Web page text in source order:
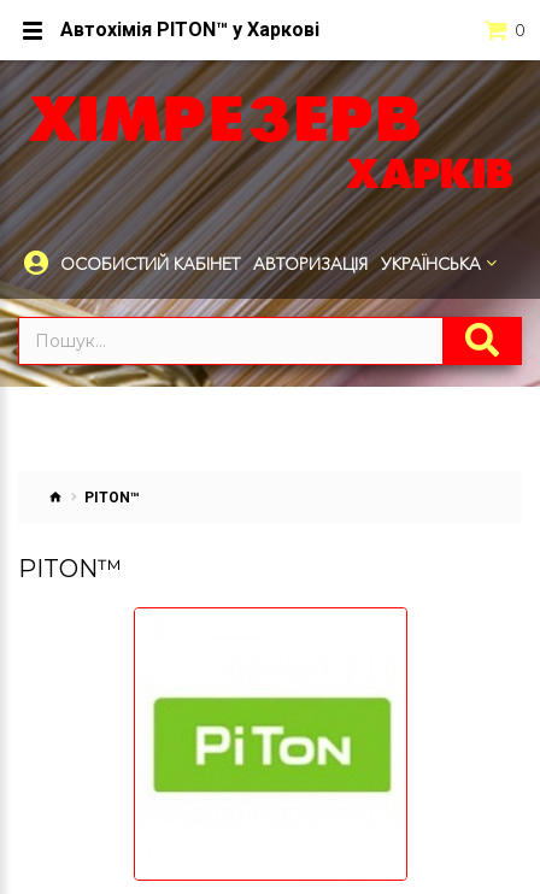
0
ОСОБИСТИЙ КАБІНЕТ АВТОРИЗАЦІЯ УКРАЇНСЬКА
PITON™
PITON™
Автохімія PITON™ у Харкові